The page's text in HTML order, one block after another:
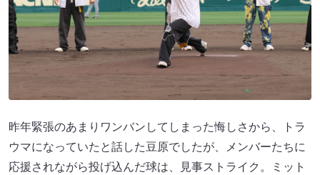
昨年緊張のあまりワンバンしてしまった悔しさから、トラ
ウマになっていたと話した豆原でしたが、メンバーたちに
応援されながら投げ込んだ球は、見事ストライク。ミット